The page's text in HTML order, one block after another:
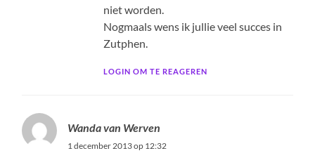
niet worden.
Nogmaals wens ik jullie veel succes in
Zutphen.
LOGIN OM TE REAGEREN
Wanda van Werven
1 december 2013 op 12:32